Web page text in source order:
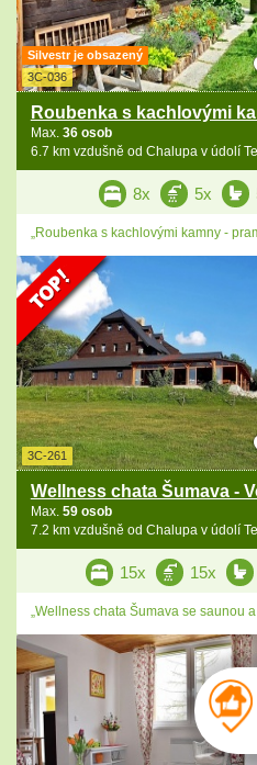
Silvestr je obsazený
3C-036
Roubenka s kachlovými
Max. 36 osob
6.7 km vzdušně od Chalupa v údolí
8x 5x
„Roubenka s kachlovými kamny -
3C-261
Wellness chata Šumava -
Max. 59 osob
7.2 km vzdušně od Chalupa v údolí
15x 15x
„Wellness chata Šumava se saunou